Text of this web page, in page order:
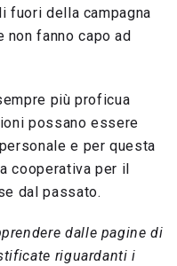
fuori della campagna
fanno capo ad
più proficua
possano essere
e per questa
cooperativa per il
dal passato.
dalle pagine di
riguardanti i